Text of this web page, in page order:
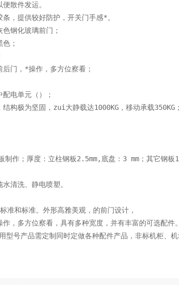
散件发运。
，提供较好防护，开关门手感*。
钢化玻璃前门；
；
门，*操作，多方位察看；
电单元（）；
构极为坚固，zui大静载达1000KG，移动承载350KG
制作；厚度：立柱钢板2.5mm,底盘：3 mm；其它钢板
清洗、静电喷塑。
准和标准。外形高雅美观，的前门设计，
，多方位察看，具有多种宽度，并有丰富的可选配件
型号产品需定制同时定做各种配件产品，非标机柜、